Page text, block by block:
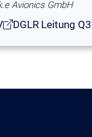
Avionics GmbH
DGLR Leitung Q3